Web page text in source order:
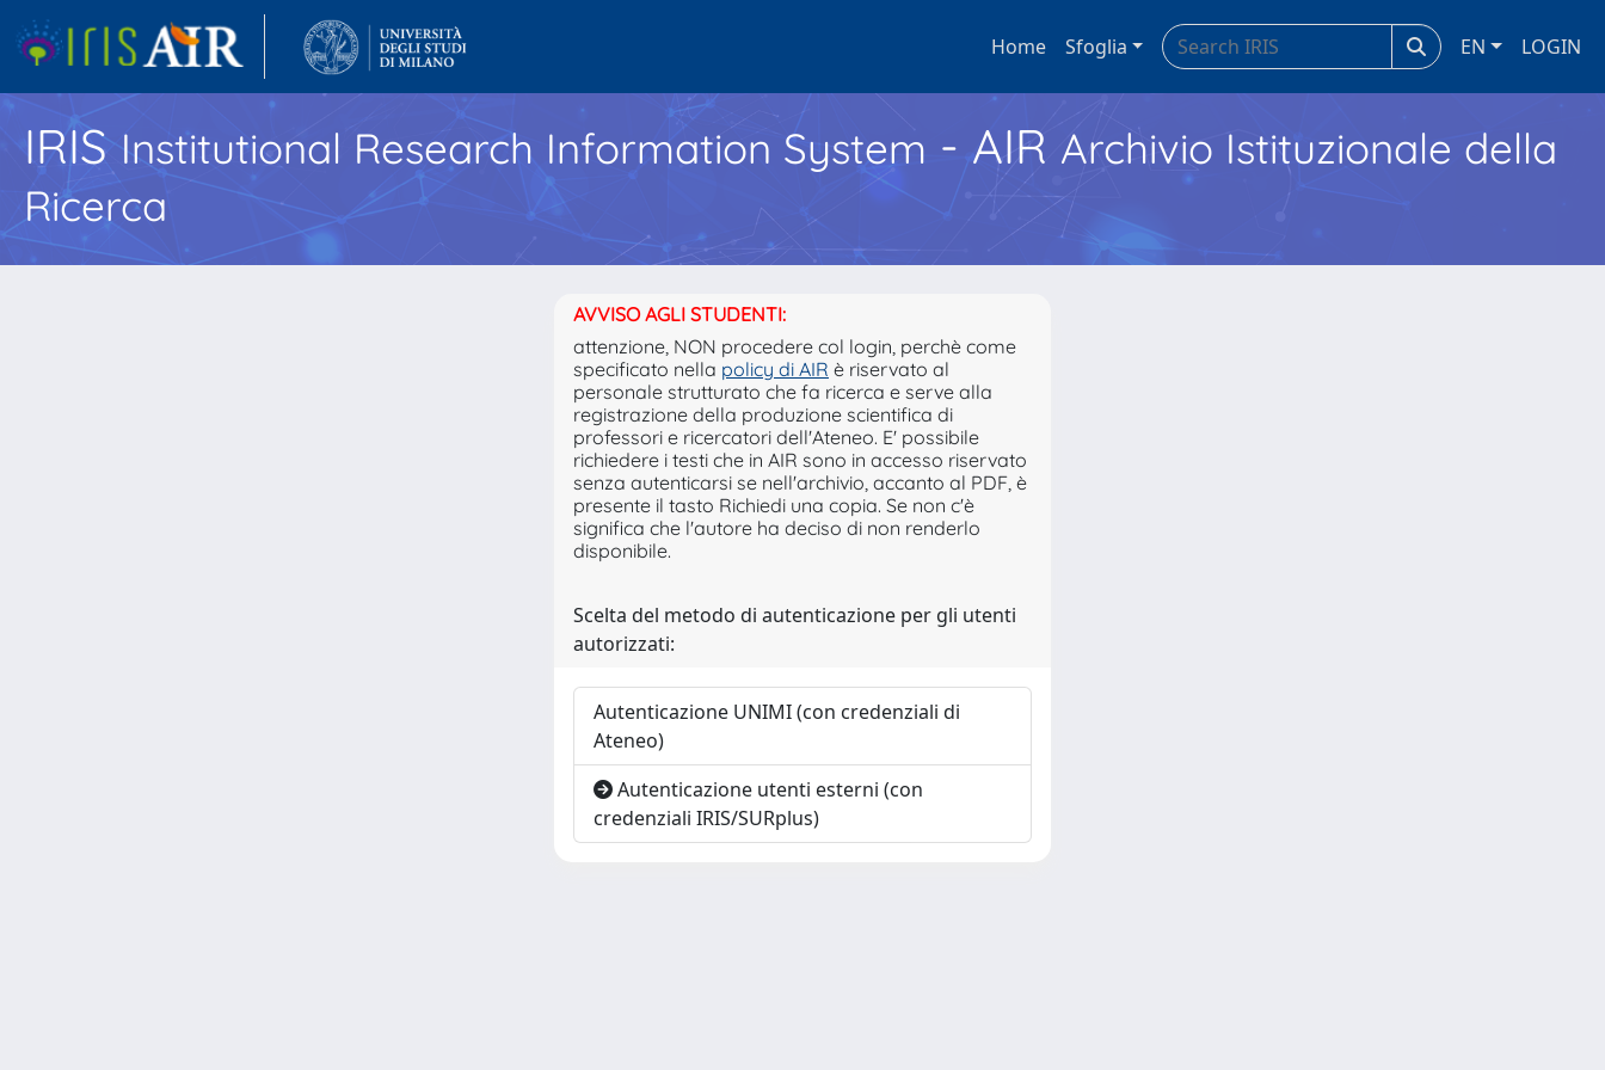
Home Sfoglia EN LOGIN
IRISInstitutional Research Information System - AIR Archivio Istituzionale della
Ricerca
AVVISO AGLI STUDENTI:
attenzione, NON procedere col login, perchè come
specificato nella policy di AIR è riservato al
personale strutturato che fa ricerca e serve alla
registrazione della produzione scientifica di
professori e ricercatori dell'Ateneo. E' possibile
richiedere i testi che in AIR sono in accesso riservato
senza autenticarsi se nell'archivio, accanto al PDF, è
presente il tasto Richiedi una copia. Se non c'è
significa che l'autore ha deciso di non renderlo
disponibile.
Scelta del metodo di autenticazione per gli utenti
autorizzati:
Autenticazione UNIMI (con credenziali di
Ateneo)
Autenticazione utenti esterni (con
credenziali IRIS/SURplus)